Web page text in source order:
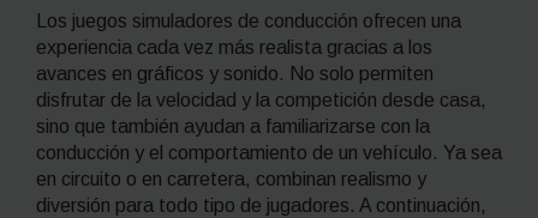
Los juegos simuladores de conducción ofrecen una
experiencia cada vez más realista gracias a los
avances en gráficos y sonido. No solo permiten
disfrutar de la velocidad y la competición desde casa,
sino que también ayudan a familiarizarse con la
conducción y el comportamiento de un vehículo. Ya sea
en circuito o en carretera, combinan realismo y
diversión para todo tipo de jugadores. A continuación,